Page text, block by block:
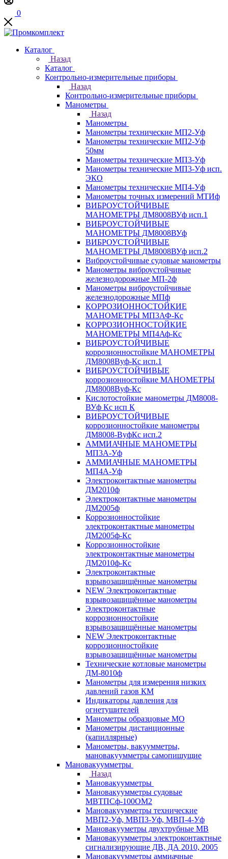
0
Каталог
Назад
Каталог
Контрольно-измерительные приборы
Назад
Контрольно-измерительные приборы
Манометры
Назад
Манометры
Манометры технические МП2-Уф
Манометры технические МП2-Уф
50мм
Манометры технические МП3-Уф
Манометры технические МП3-Уф исп.
ЭКО
Манометры технические МП4-Уф
Манометры точных измерений МТИф
ВИБРОУСТОЙЧИВЫЕ
МАНОМЕТРЫ ДМ8008ВУф исп.1
ВИБРОУСТОЙЧИВЫЕ
МАНОМЕТРЫ ДМ8008ВУф
ВИБРОУСТОЙЧИВЫЕ
МАНОМЕТРЫ ДМ8008ВУф исп.2
Виброустойчивые судовые манометры
Манометры виброустойчивые
железнодорожные МП-2ф
Манометры виброустойчивые
железнодорожные МПф
КОРРОЗИОННОСТОЙКИЕ
МАНОМЕТРЫ МП3АФ-Кс
КОРРОЗИОННОСТОЙКИЕ
МАНОМЕТРЫ МП4Аф-Кс
ВИБРОУСТОЙЧИВЫЕ
коррозионностойкие МАНОМЕТРЫ
ДМ8008Вуф-Кс исп.1
ВИБРОУСТОЙЧИВЫЕ
коррозионностойкие МАНОМЕТРЫ
ДМ8008Вуф-Кс
Кислотостойкие манометры ДМ8008-
ВУф Кс исп К
ВИБРОУСТОЙЧИВЫЕ
коррозионностойкие манометры
ДМ8008-ВуфКс исп.2
АММИАЧНЫЕ МАНОМЕТРЫ
МП3А-Уф
АММИАЧНЫЕ МАНОМЕТРЫ
МП4А-Уф
Электроконтактные манометры
ДМ2010ф
Электроконтактные манометры
ДМ2005ф
Коррозионностойкие
электроконтактные манометры
ДМ2005ф-Кс
Коррозионностойкие
электроконтактные манометры
ДМ2010ф-Кс
Электроконтактные
взрывозащищённые манометры
NEW Электроконтактные
взрывозащищённые манометры
Электроконтактные
коррозионностойкие
взрывозащищённые манометры
NEW Электроконтактные
коррозионностойкие
взрывозащищённые манометры
Технические котловые манометры
ДМ-8010ф
Манометры для измерения низких
давлений газов КМ
Индикаторы давления для
огнетушителей
Манометры образцовые МО
Манометры дистанционные
(капиллярные)
Манометры, вакуумметры,
мановакуумметры самопишущие
Мановакуумметры
Назад
Мановакуумметры
Мановакуумметры судовые
МВТПСф-100ОМ2
Мановакуумметры технические
МВП2-Уф, МВП3-Уф, МВП-4-Уф
Мановакууметры двухтрубные МВ
Мановакуумметры электроконтактные
сигнализирующие ДВ, ДА 2010, 2005
Мановакуумметры аммиачные